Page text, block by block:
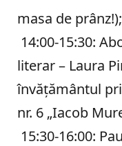
masa de prânz!);
14:00-15:30:
literar – Laura
învăţământul
nr. 6 „Iacob
15:30-16:00: